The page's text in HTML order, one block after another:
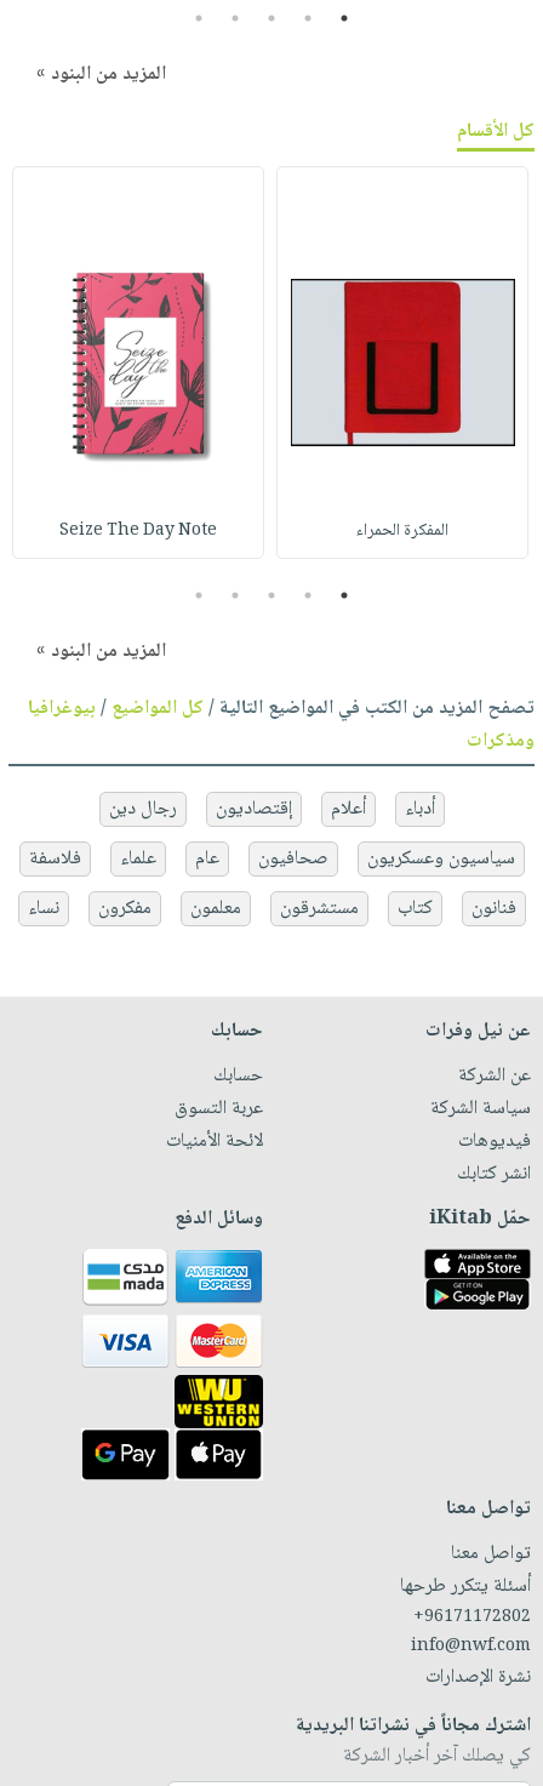
1
2
3
4
5
المزيد من البنود »
كل الأقسام
المفكرة الحمراء Seize The Day Note
1
2
3
4
5
المزيد من البنود »
تصفح المزيد من الكتب في المواضيع التالية /كل المواضيع/بيوغرافيا
ومذكرات
أدباء أعلام إقتصاديون
رجال دين
سياسيون وعسكريون
صحافيون عام علماء
فلاسفة
فنانون
كتاب مستشرقون معلمون مفكرون نساء
عن نيل وفرات
عن الشركة
سياسة الشركة
فيديوهات
انشر كتابك
حسابك
حسابك
عربة التسوق
لائحة الأمنيات
حمّل iKitab وسائل الدفع
تواصل معنا
تواصل معنا
أسئلة يتكرر طرحها
+96171172802
info@nwf.com
نشرة الإصدارات
اشترك مجاناً في نشراتنا البريدية
كي يصلك آخر أخبار الشركة